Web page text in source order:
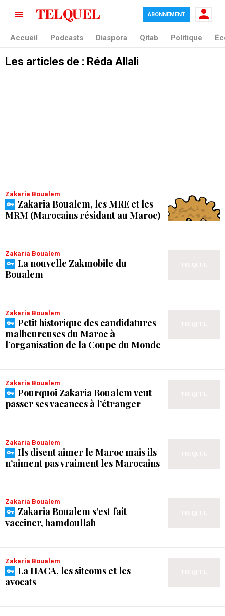
ABONNEMENT
Accueil Podcasts Diaspora Qitab Politique
Les articles de : Réda Allali
Zakaria Boualem
Zakaria Boualem, les MRE et les
MRM (Marocains résidant au Maroc)
Zakaria Boualem
La nouvelle Zakmobile du
Boualem
Zakaria Boualem
Petit historique des candidatures
malheureuses du Maroc à
l’organisation de la Coupe du Monde
Zakaria Boualem
Pourquoi Zakaria Boualem veut
passer ses vacances à l’étranger
Zakaria Boualem
Ils disent aimer le Maroc mais ils
n’aiment pas vraiment les Marocains
Zakaria Boualem
Zakaria Boualem s’est fait
vacciner, hamdoullah
Zakaria Boualem
La HACA, les sitcoms et les
avocats